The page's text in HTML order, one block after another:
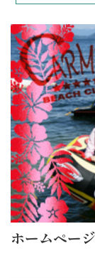
ホームペー